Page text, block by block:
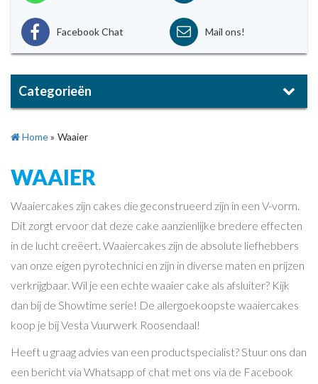
Facebook Chat Mail ons!
Categorieën
Home» Waaier
WAAIER
Waaiercakes zijn cakes die geconstrueerd zijn in een V-vorm.
Dit zorgt ervoor dat deze cake aanzienlijke bredere effecten
in de lucht creëert. Waaiercakes zijn de absolute liefhebbers
van onze eigen pyrotechnici en zijn in diverse maten en prijzen
verkrijgbaar. Wil je een echte waaier cake als afsluiter? Kijk
dan bij de Showtime serie! De allergoekoopste waaiercakes
koop je bij Vesta Vuurwerk Roosendaal!
Heeft u graag advies van een productspecialist? Stuur ons dan
een bericht via Whatsapp of chat met ons via de Facebook